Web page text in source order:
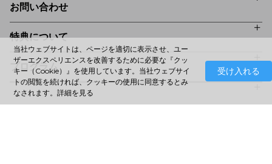
お問い合わせ
特典について
プログラム
当社ウェブサイトは、ページを適切に表示させ、ユー
ザーエクスペリエンスを改善するために必要な『クッ
キー（Cookie）』を使用しています。当社ウェブサイ
トの閲覧を続ければ、クッキーの使用に同意するとみ
なされます。詳細を見る
受け入れる